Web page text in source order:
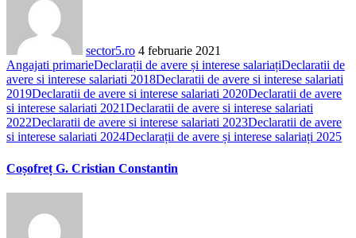
sector5.ro 4 februarie 2021
Angajati primarieDeclarații de avere și interese salariațiDeclaratii de
avere si interese salariati 2018Declaratii de avere si interese salariati
2019Declaratii de avere si interese salariati 2020Declaratii de avere
si interese salariati 2021Declaratii de avere si interese salariati
2022Declaratii de avere si interese salariati 2023Declaratii de avere
si interese salariati 2024Declarații de avere și interese salariați 2025
Coșofreț G. Cristian Constantin